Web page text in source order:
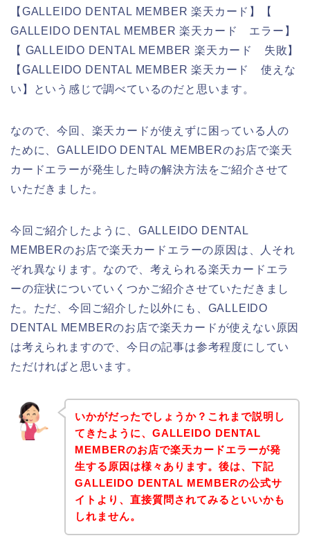
【GALLEIDO DENTAL MEMBER 楽天カード】【
GALLEIDO DENTAL MEMBER 楽天カード エラー】
【 GALLEIDO DENTAL MEMBER 楽天カード 失敗】
【GALLEIDO DENTAL MEMBER 楽天カード 使えな
い】という感じで調べているのだと思います。
なので、今回、楽天カードが使えずに困っている人の
ために、GALLEIDO DENTAL MEMBERのお店で楽天
カードエラーが発生した時の解決方法をご紹介させて
いただきました。
今回ご紹介したように、GALLEIDO DENTAL
MEMBERのお店で楽天カードエラーの原因は、人それ
ぞれ異なります。なので、考えられる楽天カードエラ
ーの症状についていくつかご紹介させていただきまし
た。ただ、今回ご紹介した以外にも、GALLEIDO
DENTAL MEMBERのお店で楽天カードが使えない原因
は考えられますので、今日の記事は参考程度にしてい
ただければと思います。
いかがだったでしょうか？これまで説明し
てきたように、GALLEIDO DENTAL
MEMBERのお店で楽天カードエラーが発
生する原因は様々あります。後は、下記
GALLEIDO DENTAL MEMBERの公式サ
イトより、直接質問されてみるといいかも
しれません。